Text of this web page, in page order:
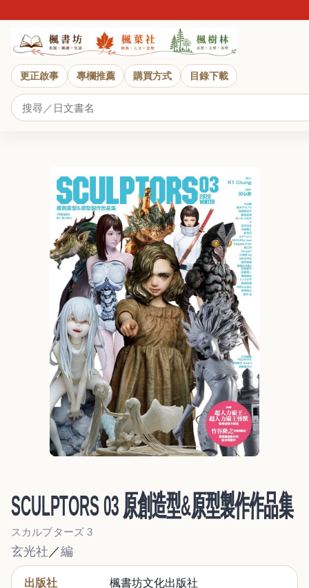
更正啟事 專欄推薦 購買方式 目錄下載
SCULPTORS 03 原創造型&原型製作作品集
スカルプターズ 3
玄光社 ／編
出版社
楓書坊文化出版社